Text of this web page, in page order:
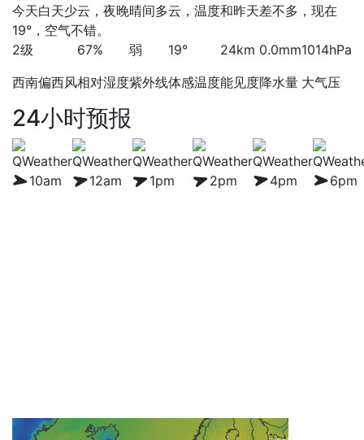
今天白天少云，夜晚晴间多云，温度和昨天差不多，现在
19°，空气不错。
2级
西南偏西风
67%
相对湿度
弱
紫外线
19°
体感温度
24km
能见度
0.0mm
降水量
1014hPa
大气压
24小时预报
10am 12am 1pm 2pm 4pm 6pm